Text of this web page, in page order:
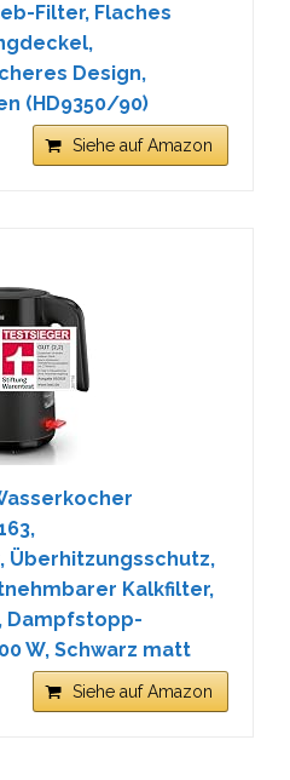
Filter, Flaches
Design,
(HD9350/90)
Siehe auf Amazon
Überhitzungsschutz,
Kalkfilter,
Dampfstopp-
W, Schwarz matt
Siehe auf Amazon